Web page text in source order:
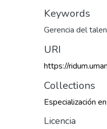
Keywords
Gerencia del
URI
https://
Collections
Especialización
Licencia